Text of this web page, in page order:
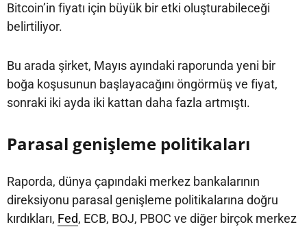
Bitcoin’in fiyatı için büyük bir etki oluşturabileceği
belirtiliyor.
Bu arada şirket, Mayıs ayındaki raporunda yeni bir
boğa koşusunun başlayacağını öngörmüş ve fiyat,
sonraki iki ayda iki kattan daha fazla artmıştı.
Parasal genişleme politikaları
Raporda, dünya çapındaki merkez bankalarının
direksiyonu parasal genişleme politikalarına doğru
kırdıkları, Fed, ECB, BOJ, PBOC ve diğer birçok merkez